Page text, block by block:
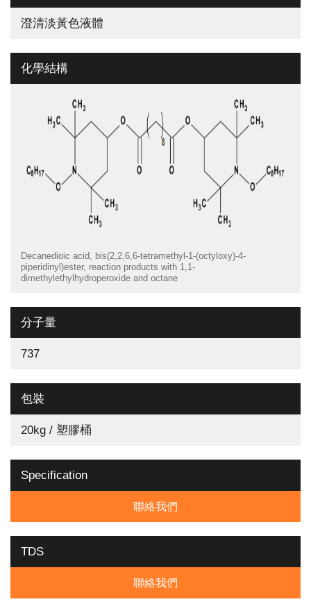
澄清淡黃色液體
化學結構
Decanedioic acid, bis(2,2,6,6-tetramethyl-1-(octyloxy)-4-
piperidinyl)ester, reaction products with 1,1-
dimethylethylhydroperoxide and octane
分子量
737
包裝
20kg / 塑膠桶
Specification
聯絡我們
TDS
聯絡我們